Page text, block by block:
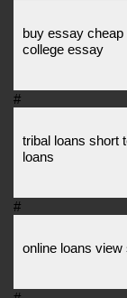
buy essay
college essay
#
tribal loans short
loans
#
online loans